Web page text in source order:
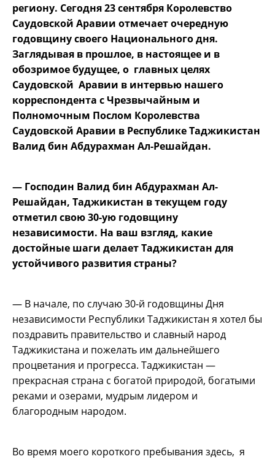
региону. Сегодня 23 сентября Королевство
Саудовской Аравии отмечает очередную
годовщину своего Национального дня.
Заглядывая в прошлое, в настоящее и в
обозримое будущее, о главных целях
Саудовской Аравии в интервью нашего
корреспондента с Чрезвычайным и
Полномочным Послом Королевства
Саудовской Аравии в Республике Таджикистан
Валид бин Абдурахман Ал-Решайдан.
— Господин Валид бин Абдурахман Ал-
Решайдан, Таджикистан в текущем году
отметил свою 30-ую годовщину
независимости. На ваш взгляд, какие
достойные шаги делает Таджикистан для
устойчивого развития страны?
— В начале, по случаю 30-й годовщины Дня
независимости Республики Таджикистан я хотел бы
поздравить правительство и славный народ
Таджикистана и пожелать им дальнейшего
процветания и прогресса. Таджикистан —
прекрасная страна с богатой природой, богатыми
реками и озерами, мудрым лидером и
благородным народом.
Во время моего короткого пребывания здесь, я